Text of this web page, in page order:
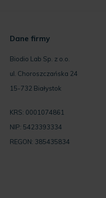
Dane firmy
Biodio Lab Sp. z o.o.
ul. Choroszczańska 24
15-732 Białystok
KRS: 0001074861
NIP: 5423393334
REGON: 385435834